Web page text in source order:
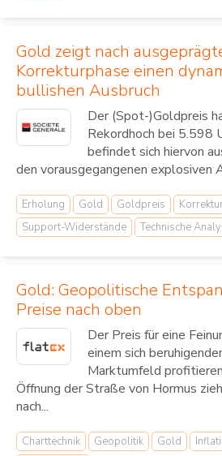
Gold zeigt nach
Korrekturphase einen
bullishen Ausbruch
Der (Spot-)Goldpreis
Rekordhoch bei 5.598
befindet sich hiervon
den vorausgegangenen explosiven
Erholung Gold Goldpreis
Support-Widerstände
Technische
Gold: Geopolitische
Preise nach oben
Der Preis für eine
einem sich
Marktumfeld
Öffnung der Straße von Hormus
nach...
Charttechnik Geopolitik Gold